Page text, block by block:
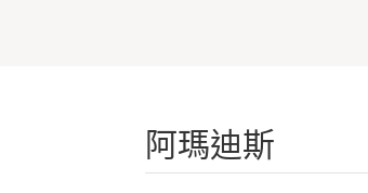
阿瑪迪斯